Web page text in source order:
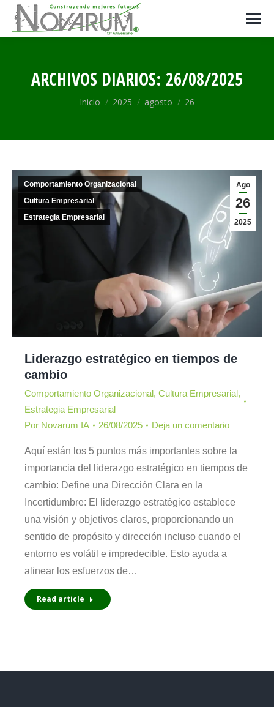
ARCHIVOS DIARIOS: 26/08/2025
Estás aquí:
Inicio 2025 agosto 26
Ago
26
2025
Comportamiento Organizacional
Cultura Empresarial
Estrategia Empresarial
Liderazgo estratégico en tiempos de
cambio
Comportamiento Organizacional, Cultura Empresarial,
Estrategia Empresarial
Por Novarum IA 26/08/2025 Deja un comentario
Aquí están los 5 puntos más importantes sobre la
importancia del liderazgo estratégico en tiempos de
cambio: Define una Dirección Clara en la
Incertidumbre: El liderazgo estratégico establece
una visión y objetivos claros, proporcionando un
sentido de propósito y dirección incluso cuando el
entorno es volátil e impredecible. Esto ayuda a
alinear los esfuerzos de…
Read article